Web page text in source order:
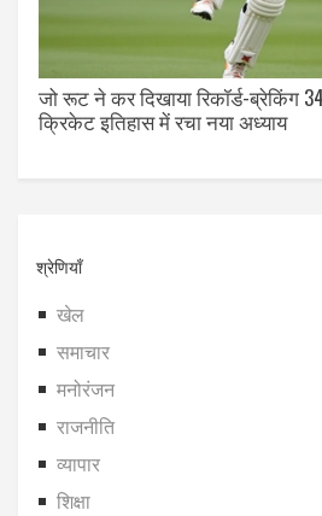
जो रूट ने कर दिखाया रिकॉर्ड-ब्रेकिंग
क्रिकेट इतिहास में रचा नया अध्याय
श्रेणियाँ
खेल
समाचार
मनोरंजन
राजनीति
व्यापार
शिक्षा